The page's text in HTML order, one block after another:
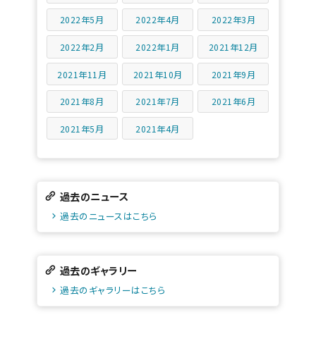
2022年5月 2022年4月 2022年3月
2022年2月 2022年1月 2021年12月
2021年11月 2021年10月 2021年9月
2021年8月 2021年7月 2021年6月
2021年5月 2021年4月
過去のニュース
過去のニュースはこちら
過去のギャラリー
過去のギャラリーはこちら